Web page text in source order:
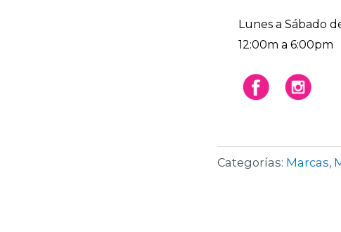
Lunes a Sábado
12:00m a 6:00pm
Categorías: Marcas,